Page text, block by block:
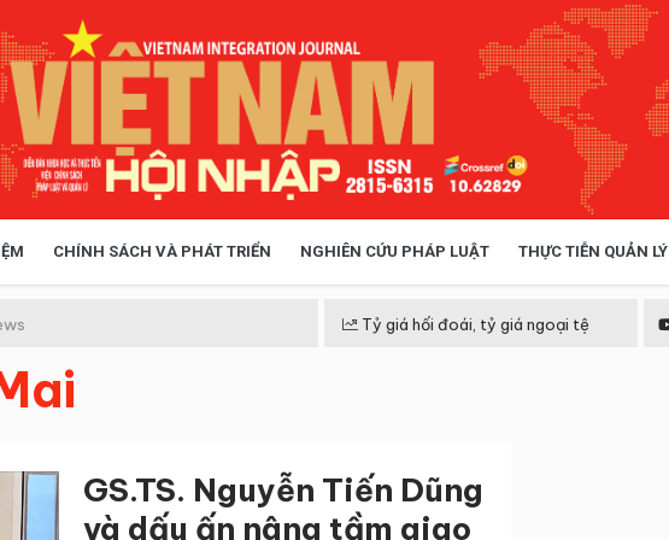
CHÍNH SÁCH VÀ PHÁT TRIỂN NGHIÊN CỨU PHÁP LUẬT THỰC TIỄN QUẢN LÝ
Tỷ giá hối đoái, tỷ giá ngoại tệ
GS.TS. Nguyễn Tiến Dũng
và dấu ấn nâng tầm giao